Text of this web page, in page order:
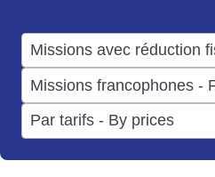
result
available
result
available
Par tarifs - By prices
results
available